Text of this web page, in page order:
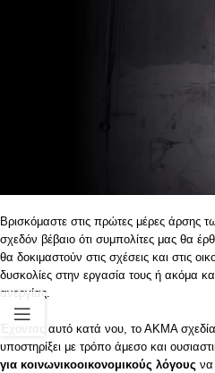
Βρισκόμαστε στις πρώτες μέρες άρσης
σχεδόν βέβαιο ότι συμπολίτες μας θα
θα δοκιμαστούν στις σχέσεις και στις
δυσκολίες στην εργασία τους ή ακόμα
ανεργίας.
Έχοντας αυτό κατά νου, το ΑΚΜΑ
υποστηρίξει με τρόπο άμεσο και
για κοινωνικοοικονομικούς λόγους να